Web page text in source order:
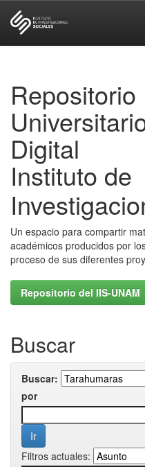
Repositorio
Digital
Instituto de
Un espacio para compartir
académicos producidos por
proceso de sus diferentes
Repositorio del IIS-UNAM
Buscar
Buscar:
por
Filtros actuales: